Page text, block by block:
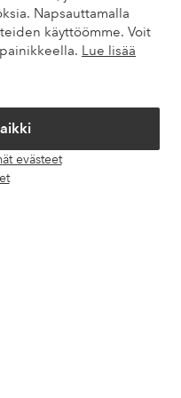
Napsauttamalla
käyttöömme. Voit
Lue lisää
evästeet